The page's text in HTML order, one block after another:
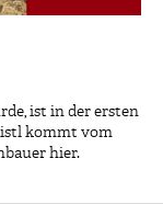
ist in der ersten
kommt vom
hier.